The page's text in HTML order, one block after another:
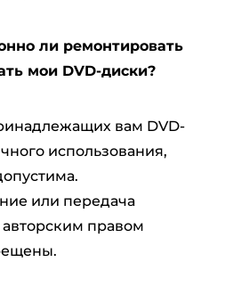
ли ремонтировать
мои DVD-диски?
вам DVD-
использования,
или передача
правом